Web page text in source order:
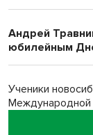
Андрей
юбилейным
Ученики